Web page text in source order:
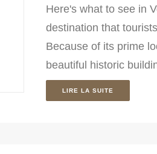
Here's what to see in
destination that
Because of its prime
beautiful historic
LIRE LA SUITE